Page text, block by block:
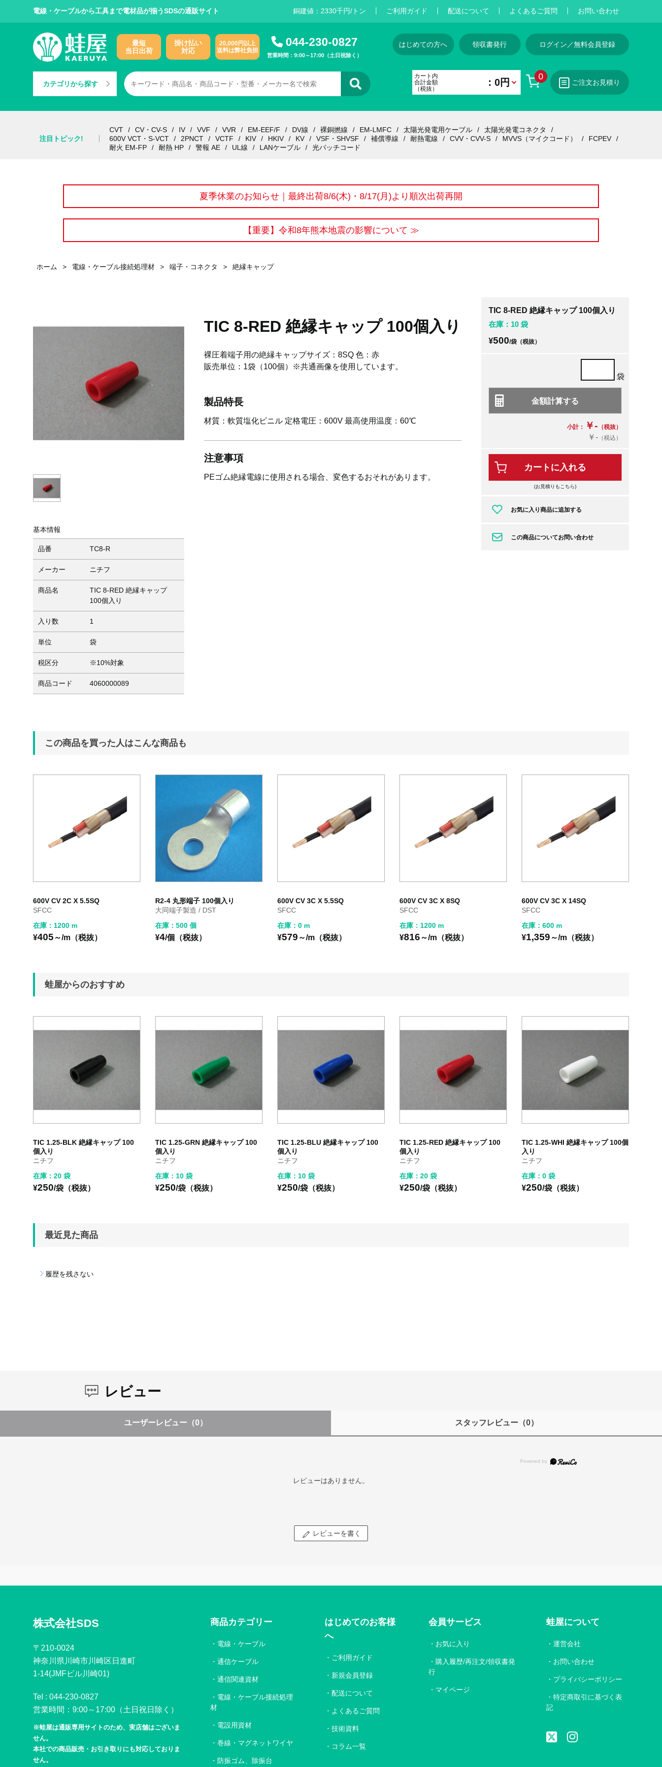
電線・ケーブルから工具まで電材品が揃うSDSの通販サイト 銅建値： 2330千円/トン ご利用ガイド 配送について よくあるご質問 お問い合わせ
最短
当日出荷
掛け払い
対応
20,000円以上
送料は弊社負担
044-230-0827
営業時間：9:00～17:00（土日祝除く）
カテゴリから探す
はじめての方へ 領収書発行 ログイン／無料会員登録
0
カート内
合計金額
（税抜）
：0円 ご注文お見積り
注目トピック!
CVT CV・CV-S IV VVF VVR EM-EEF/F DV線 裸銅撚線 EM-LMFC 太陽光発電用ケーブル
太陽光発電コネクタ
600V VCT・S-VCT
2PNCT VCTF KIV HKIV KV VSF・SHVSF 補償導線 耐熱電線 CVV・CVV-S MVVS（マイクコード）
FCPEV
耐火 EM-FP
耐熱 HP 警報 AE UL線 LANケーブル 光パッチコード
夏季休業のお知らせ｜最終出荷8/6(木)・8/17(月)より順次出荷再開
【重要】令和8年熊本地震の影響について ≫
ホーム > 電線・ケーブル接続処理材 > 端子・コネクタ > 絶縁キャップ
基本情報
品番 TC8-R
メーカー ニチフ
商品名
TIC 8-RED 絶縁キャップ
100個入り
入り数 1
単位 袋
税区分 ※10%対象
商品コード 4060000089
TIC 8-RED 絶縁キャップ 100個入り
裸圧着端子用の絶縁キャップサイズ：8SQ 色：赤
販売単位：1袋（100個）※共通画像を使用しています。
製品特長
材質：軟質塩化ビニル 定格電圧：600V 最高使用温度：60℃
注意事項
PEゴム絶縁電線に使用される場合、変色するおそれがあります。
TIC 8-RED 絶縁キャップ 100個入り
在庫：10 袋
¥500/袋（税抜）
袋
小計： ￥- （税抜）
￥-（税込）
カートに入れる
(お見積りもこちら)
お気に入り商品に追加する
この商品についてお問い合わせ
この商品を買った人はこんな商品も
600V CV 2C X 5.5SQ
SFCC
在庫：1200 m
¥405 ～/m（税抜）
R2-4 丸形端子 100個入り
大同端子製造 / DST
在庫：500 個
¥4/個（税抜）
600V CV 3C X 5.5SQ
SFCC
在庫：0 m
¥579 ～/m（税抜）
600V CV 3C X 8SQ
SFCC
在庫：1200 m
¥816 ～/m（税抜）
600V CV 3C X 14SQ
SFCC
在庫：600 m
¥1,359 ～/m（税抜）
蛙屋からのおすすめ
TIC 1.25-BLK 絶縁キャップ 100
個入り
ニチフ
在庫：20 袋
¥250/袋（税抜）
TIC 1.25-GRN 絶縁キャップ 100
個入り
ニチフ
在庫：10 袋
¥250/袋（税抜）
TIC 1.25-BLU 絶縁キャップ 100
個入り
ニチフ
在庫：10 袋
¥250/袋（税抜）
TIC 1.25-RED 絶縁キャップ 100
個入り
ニチフ
在庫：20 袋
¥250/袋（税抜）
TIC 1.25-WHI 絶縁キャップ 100個
入り
ニチフ
在庫：0 袋
¥250/袋（税抜）
最近見た商品
履歴を残さない
レビュー
ユーザーレビュー （0） スタッフレビュー（0）
レビューはありません。
レビューを書く
株式会社SDS
〒210-0024
神奈川県川崎市川崎区日進町
1-14(JMFビル川崎01)
Tel :044-230-0827
営業時間：9:00～17:00（土日祝日除く）
※蛙屋は通販専用サイトのため、実店舗はございま
せん。
本社での商品販売・お引き取りにも対応しておりま
せん。
商品カテゴリー
電線・ケーブル
通信ケーブル
通信関連資材
電線・ケーブル接続処理
材
電設用資材
巻線・マグネットワイヤ
防振ゴム、除振台
はじめてのお客様
へ
ご利用ガイド
新規会員登録
配送について
よくあるご質問
技術資料
コラム一覧
会員サービス
お気に入り
購入履歴/再注文/領収書発
行
マイページ
蛙屋について
運営会社
お問い合わせ
プライバシーポリシー
特定商取引に基づく表
記